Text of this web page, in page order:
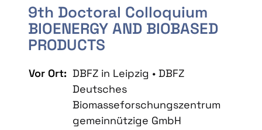
9th Doctoral Colloquium
BIOENERGY AND BIOBASED
PRODUCTS
Vor Ort: DBFZ in Leipzig • DBFZ
Deutsches
Biomasseforschungszentrum
gemeinnützige GmbH